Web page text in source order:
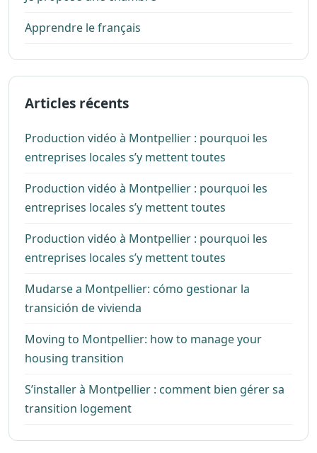
Apprendre le français
Articles récents
Production vidéo à Montpellier : pourquoi les
entreprises locales s’y mettent toutes
Production vidéo à Montpellier : pourquoi les
entreprises locales s’y mettent toutes
Production vidéo à Montpellier : pourquoi les
entreprises locales s’y mettent toutes
Mudarse a Montpellier: cómo gestionar la
transición de vivienda
Moving to Montpellier: how to manage your
housing transition
S’installer à Montpellier : comment bien gérer sa
transition logement